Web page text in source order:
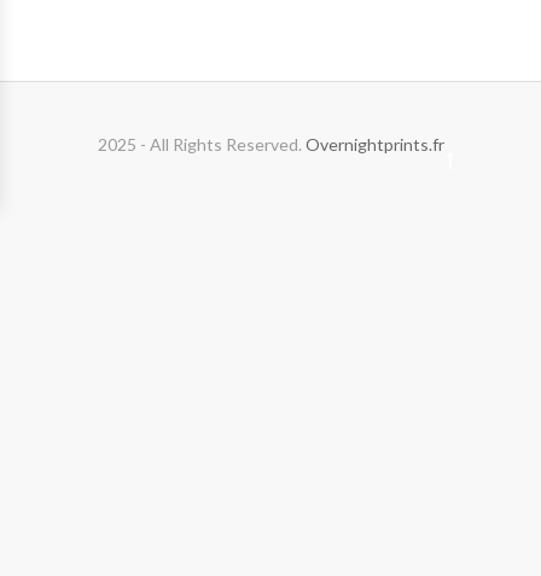
2025 - All Rights Reserved. Overnightprints.fr